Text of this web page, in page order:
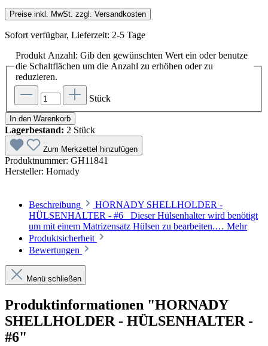
Preise inkl. MwSt. zzgl. Versandkosten
Sofort verfügbar, Lieferzeit: 2-5 Tage
Produkt Anzahl: Gib den gewünschten Wert ein oder benutze
die Schaltflächen um die Anzahl zu erhöhen oder zu
reduzieren.
Stück
In den Warenkorb
Lagerbestand: 2 Stück
Zum Merkzettel hinzufügen
Produktnummer: GH11841
Hersteller: Hornady
Beschreibung
HORNADY SHELLHOLDER -
HÜLSENHALTER - #6 Dieser Hülsenhalter wird benötigt
um mit einem Matrizensatz Hülsen zu bearbeiten.… Mehr
Produktsicherheit
Bewertungen
Menü schließen
Produktinformationen "HORNADY
SHELLHOLDER - HÜLSENHALTER -
#6"